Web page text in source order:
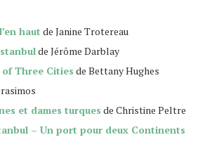
haut de Janine Trotereau
de Jérôme Darblay
Three Cities de Bettany Hughes
et dames turques de Christine Peltre
– Un port pour deux Continents